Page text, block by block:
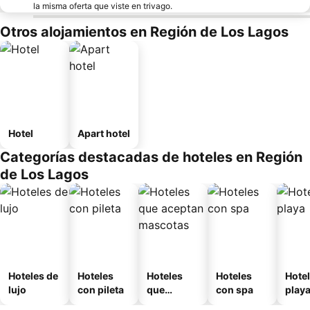
la misma oferta que viste en trivago.
Otros alojamientos en Región de Los Lagos
Hotel Apart hotel
Categorías destacadas de hoteles en Región
de Los Lagos
Hoteles de
lujo
Hoteles
con pileta
Hoteles
que
Hoteles
con spa
playa